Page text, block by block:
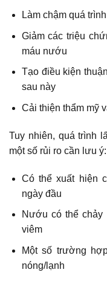
Làm chậm quá
Giảm các triệu
máu nướu
Tạo điều kiện
sau này
Cải thiện thẩm mỹ
Tuy nhiên, quá trình
một số rủi ro cần lưu ý:
Có thể xuất hiện
ngày đầu
Nướu có thể chảy
viêm
Một số trường
nóng/lạnh